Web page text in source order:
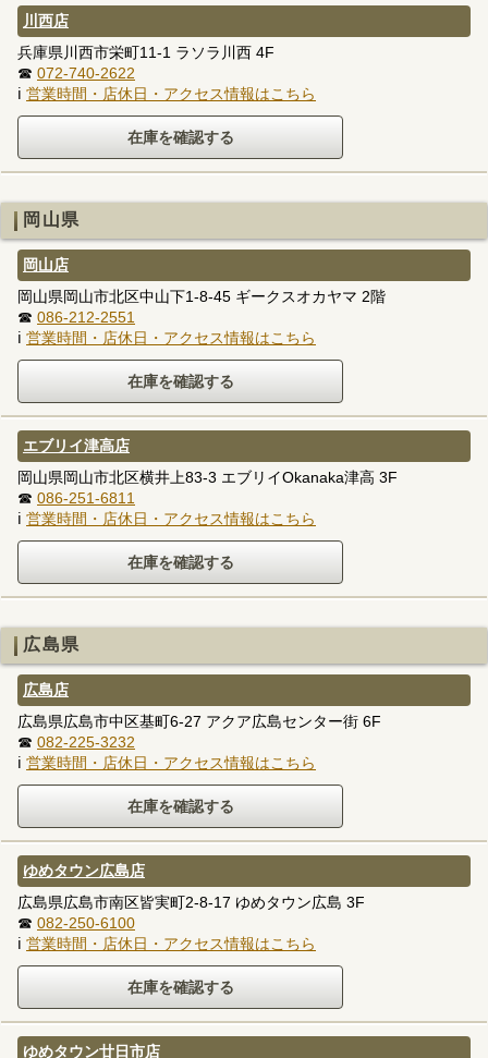
川西店
兵庫県川西市栄町11-1 ラソラ川西 4F
☎ 072-740-2622
ℹ 営業時間・店休日・アクセス情報はこちら
岡山県
岡山店
岡山県岡山市北区中山下1-8-45 ギークスオカヤマ 2階
☎ 086-212-2551
ℹ 営業時間・店休日・アクセス情報はこちら
エブリイ津高店
岡山県岡山市北区横井上83-3 エブリイOkanaka津高 3F
☎ 086-251-6811
ℹ 営業時間・店休日・アクセス情報はこちら
広島県
広島店
広島県広島市中区基町6-27 アクア広島センター街 6F
☎ 082-225-3232
ℹ 営業時間・店休日・アクセス情報はこちら
ゆめタウン広島店
広島県広島市南区皆実町2-8-17 ゆめタウン広島 3F
☎ 082-250-6100
ℹ 営業時間・店休日・アクセス情報はこちら
ゆめタウン廿日市店